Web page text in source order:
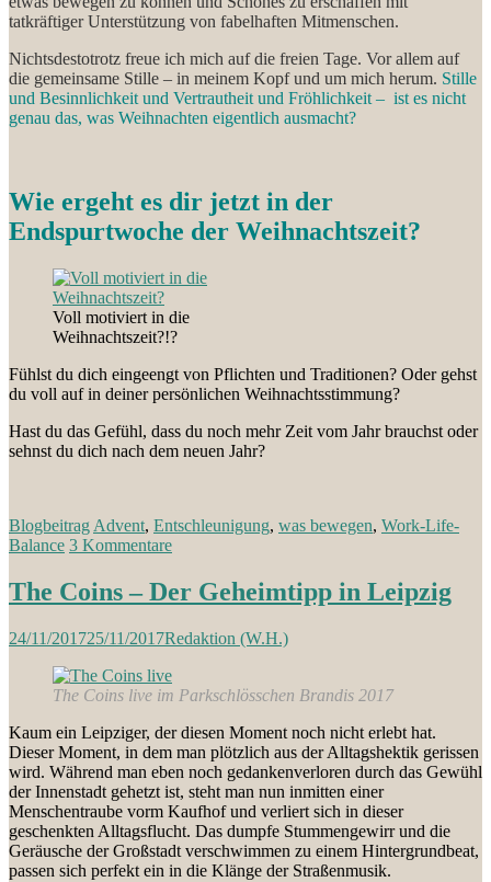
tatkräftiger Unterstützung von fabelhaften Mitmenschen.
Nichtsdestotrotz freue ich mich auf die freien Tage. Vor allem auf
die gemeinsame Stille – in meinem Kopf und um mich herum. Stille
und Besinnlichkeit und Vertrautheit und Fröhlichkeit – ist es nicht
genau das, was Weihnachten eigentlich ausmacht?
Wie ergeht es dir jetzt in der
Endspurtwoche der Weihnachtszeit?
Voll motiviert in die
Weihnachtszeit?!?
Fühlst du dich eingeengt von Pflichten und Traditionen? Oder gehst
du voll auf in deiner persönlichen Weihnachtsstimmung?
Hast du das Gefühl, dass du noch mehr Zeit vom Jahr brauchst oder
sehnst du dich nach dem neuen Jahr?
Blogbeitrag Advent, Entschleunigung, was bewegen, Work-Life-
Balance 3 Kommentare
The Coins – Der Geheimtipp in Leipzig
24/11/201725/11/2017Redaktion (W.H.)
The Coins live im Parkschlösschen Brandis 2017
Kaum ein Leipziger, der diesen Moment noch nicht erlebt hat.
Dieser Moment, in dem man plötzlich aus der Alltagshektik gerissen
wird. Während man eben noch gedankenverloren durch das Gewühl
der Innenstadt gehetzt ist, steht man nun inmitten einer
Menschentraube vorm Kaufhof und verliert sich in dieser
geschenkten Alltagsflucht. Das dumpfe Stummengewirr und die
Geräusche der Großstadt verschwimmen zu einem Hintergrundbeat,
passen sich perfekt ein in die Klänge der Straßenmusik.